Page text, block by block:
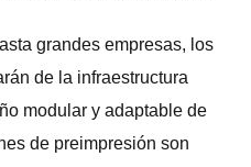
grandes empresas, los
de la infraestructura
modular y adaptable de
de preimpresión son